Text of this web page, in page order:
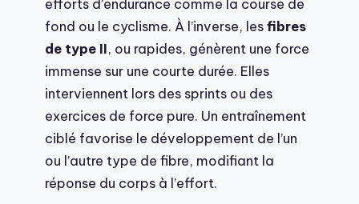
efforts d’endurance comme la course de
fond ou le cyclisme. À l’inverse, lesfibres
de type II, ou rapides, génèrent une force
immense sur une courte durée. Elles
interviennent lors des sprints ou des
exercices de force pure. Un entraînement
ciblé favorise le développement de l’un
ou l’autre type de fibre, modifiant la
réponse du corps à l’effort.